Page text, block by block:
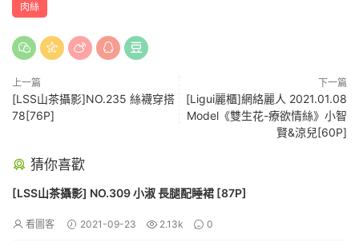
肉絲
上一篇
[LSS山茶攝影]NO.235 絲襪穿搭
78[76P]
下一篇
[Ligui麗櫃]網絡麗人 2021.01.08
Model《雙生花-療欲情絲》小智
賢&涼兒[60P]
猜你喜歡
[LSS山茶攝影] NO.309 小淑 長腿配睡裙 [87P]
看圖客 2021-09-23 2.13k 0